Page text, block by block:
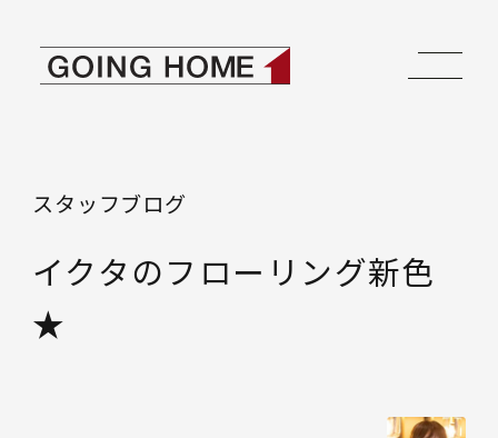
スタッフブログ
イクタのフローリング新色
★